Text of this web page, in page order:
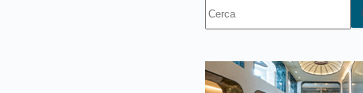
risultato